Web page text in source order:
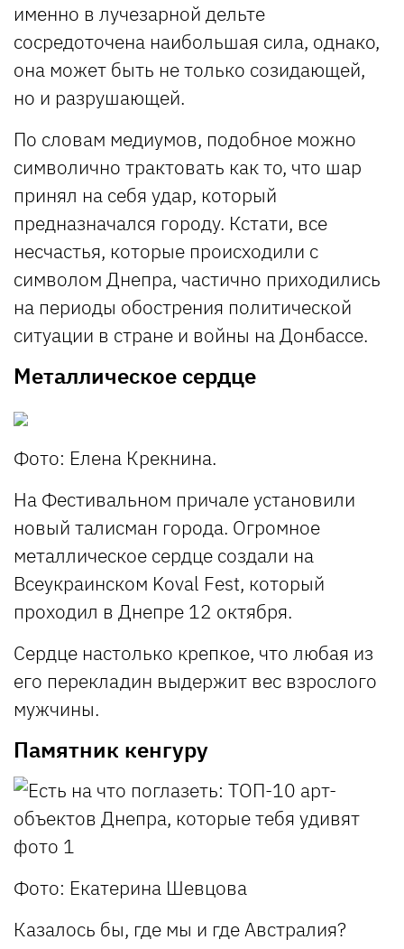
именно в лучезарной дельте
сосредоточена наибольшая сила, однако,
она может быть не только созидающей,
но и разрушающей.
По словам медиумов, подобное можно
символично трактовать как то, что шар
принял на себя удар, который
предназначался городу. Кстати, все
несчастья, которые происходили с
символом Днепра, частично приходились
на периоды обострения политической
ситуации в стране и войны на Донбассе.
Металлическое сердце
Фото: Елена Крекнина.
На Фестивальном причале установили
новый талисман города. Огромное
металлическое сердце создали на
Всеукраинском Koval Fest, который
проходил в Днепре 12 октября.
Сердце настолько крепкое, что любая из
его перекладин выдержит вес взрослого
мужчины.
Памятник кенгуру
Фото: Екатерина Шевцова
Казалось бы, где мы и где Австралия?